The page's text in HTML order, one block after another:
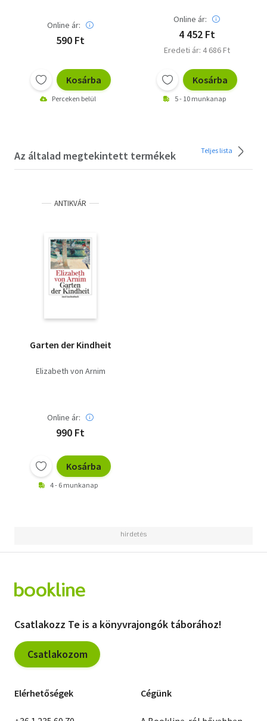
Online ár:
590 Ft
Kosárba
Perceken belül
Online ár:
4 452 Ft
Eredeti ár: 4 686 Ft
Kosárba
5 - 10 munkanap
Az általad megtekintett termékek Teljes lista
ANTIKVÁR
Garten der Kindheit
Elizabeth von Arnim
Online ár:
990 Ft
Kosárba
4 - 6 munkanap
Csatlakozz Te is a könyvrajongók táborához!
Csatlakozom
Elérhetőségek Cégünk